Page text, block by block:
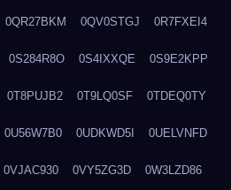
0QR27BKM 0QV0STGJ 0R7FXEI4
0S284R8O 0S4IXXQE 0S9E2KPP
0T8PUJB2 0T9LQ0SF 0TDEQ0TY
0U56W7B0 0UDKWD5I 0UELVNFD
0VJAC930 0VY5ZG3D 0W3LZD86